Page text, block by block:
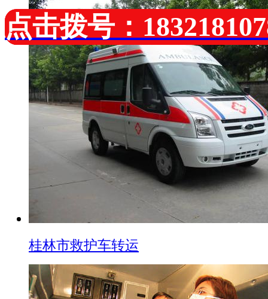
点击拨号：
桂林市救护车转运
点击拨号：